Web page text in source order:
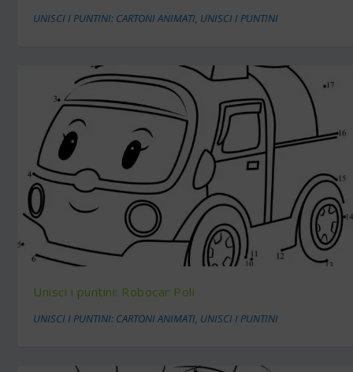
UNISCI I PUNTINI: CARTONI ANIMATI, UNISCI I PUNTINI
Unisci i puntini: Robocar Poli
UNISCI I PUNTINI: CARTONI ANIMATI, UNISCI I PUNTINI